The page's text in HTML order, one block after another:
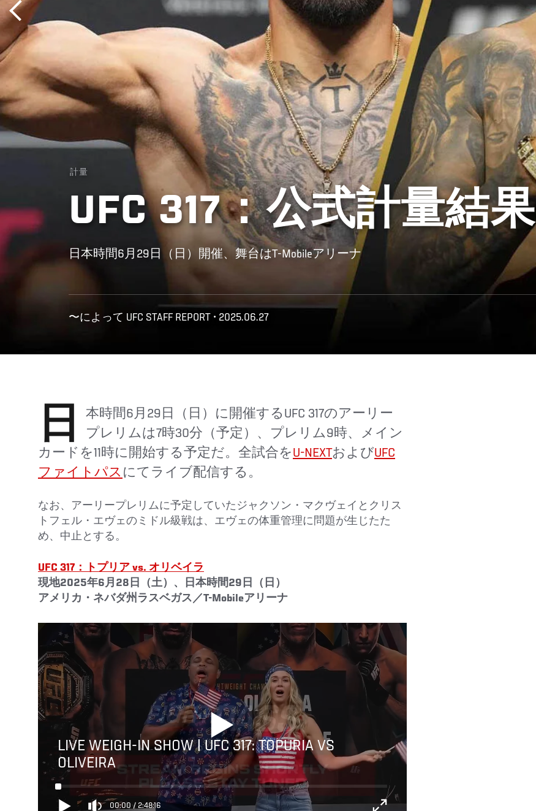
計量
UFC 317：公式計量結果
日本時間6月29日（日）開催、舞台はT-Mobileアリーナ
〜によって UFC STAFF REPORT • 2025.06.27
日本時間6月29日（日）に開催するUFC 317のアーリー
プレリムは7時30分（予定）、プレリム9時、メイン
カードを11時に開始する予定だ。全試合をU-NEXTおよびUFC
ファイトパス にてライブ配信する。
なお、アーリープレリムに予定していたジャクソン・マクヴェイとクリス
トフェル・エヴェのミドル級戦は、エヴェの体重管理に問題が生じたた
め、中止とする。
UFC 317：トプリア vs. オリベイラ
現地2025年6月28日（土）、日本時間29日（日）
アメリカ・ネバダ州ラスベガス／T-Mobileアリーナ
LIVE WEIGH-IN SHOW | UFC 317: TOPURIA VS
OLIVEIRA
00:00/ 2:48:16